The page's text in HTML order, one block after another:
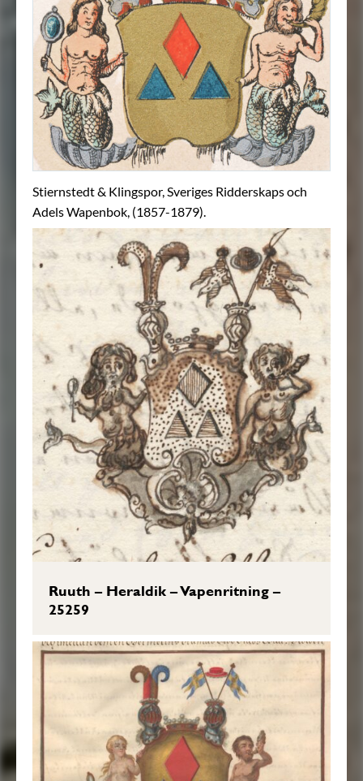
Stiernstedt & Klingspor, Sveriges Ridderskaps och
Adels Wapenbok, (1857-1879).
Ruuth – Heraldik – Vapenritning –
25259